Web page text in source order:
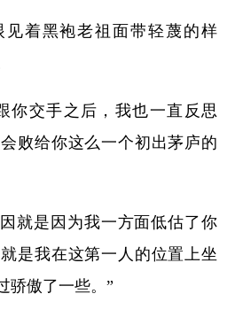
见着黑袍老祖面带轻蔑的样
你交手之后，我也一直反思
败给你这么一个初出茅庐的
就是因为我一方面低估了你
是我在这第一人的位置上坐
骄傲了一些。”